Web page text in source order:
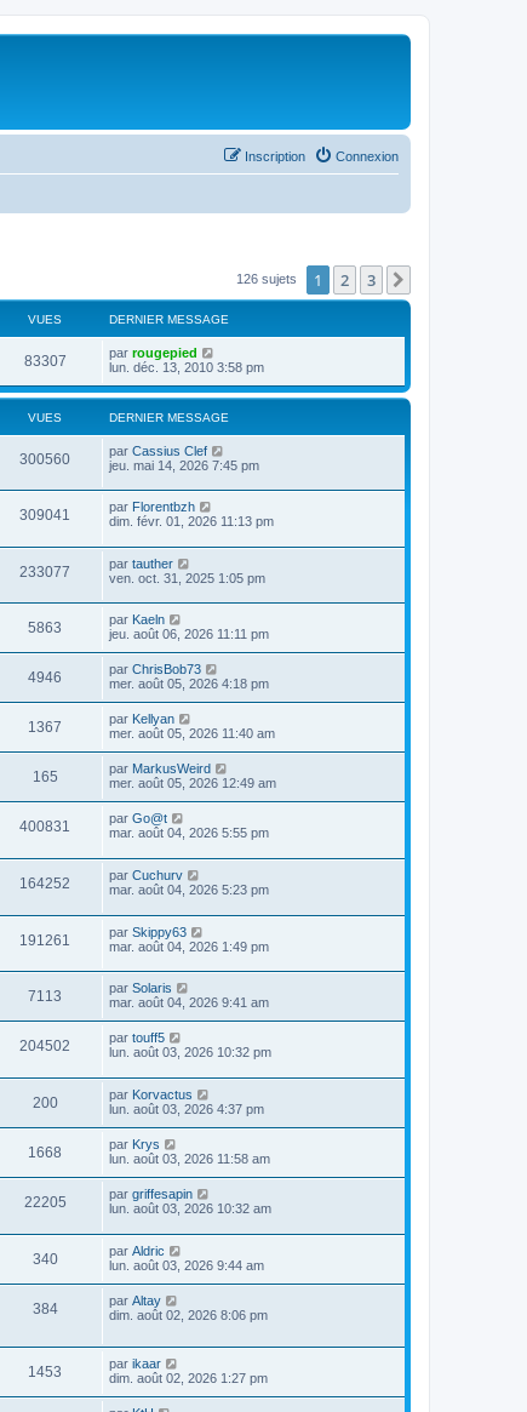
Connexion
Inscription
126 sujets 1 2 3
VUES DERNIER MESSAGE
83307 par rougepied
lun. déc. 13, 2010 3:58 pm
VUES DERNIER MESSAGE
300560 par Cassius Clef
jeu. mai 14, 2026 7:45 pm
309041 par Florentbzh
dim. févr. 01, 2026 11:13 pm
233077 par tauther
ven. oct. 31, 2025 1:05 pm
5863 par Kaeln
jeu. août 06, 2026 11:11 pm
4946 par ChrisBob73
mer. août 05, 2026 4:18 pm
1367 par Kellyan
mer. août 05, 2026 11:40 am
165 par MarkusWeird
mer. août 05, 2026 12:49 am
400831 par Go@t
mar. août 04, 2026 5:55 pm
164252 par Cuchurv
mar. août 04, 2026 5:23 pm
191261 par Skippy63
mar. août 04, 2026 1:49 pm
7113 par Solaris
mar. août 04, 2026 9:41 am
204502 par touff5
lun. août 03, 2026 10:32 pm
200 par Korvactus
lun. août 03, 2026 4:37 pm
1668 par Krys
lun. août 03, 2026 11:58 am
22205 par griffesapin
lun. août 03, 2026 10:32 am
340 par Aldric
lun. août 03, 2026 9:44 am
384 par Altay
dim. août 02, 2026 8:06 pm
1453 par ikaar
dim. août 02, 2026 1:27 pm